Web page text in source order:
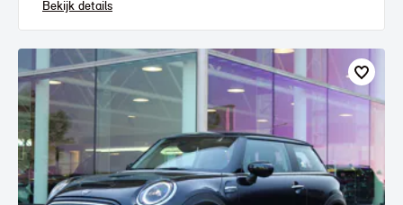
Bekijk details